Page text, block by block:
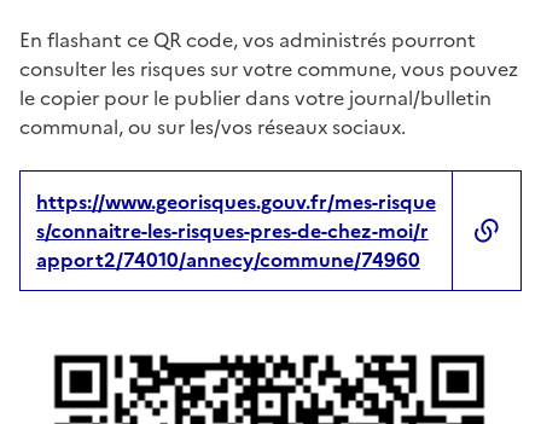
En flashant ce QR code, vos administrés pourront
consulter les risques sur votre commune, vous pouvez
le copier pour le publier dans votre journal/bulletin
communal, ou sur les/vos réseaux sociaux.
https://www.georisques.gouv.fr/mes-risque
s/connaitre-les-risques-pres-de-chez-moi/r
apport2/74010/annecy/commune/74960